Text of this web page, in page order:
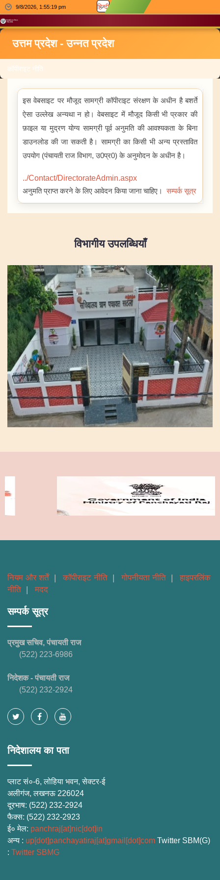
9/8/2026, 1:55:19 pm हिन्दी
उत्तम प्रदेश - उन्नत प्रदेश
कॉपीराइट नीति
इस वेबसाइट पर मौजूद सामग्री कॉपीराइट संरक्षण के अधीन है बशर्ते
ऐसा उल्लेख अन्यथा न हो। वेबसाइट में मौजूद किसी भी प्रकार की
फ़ाइल या मुद्रण योग्य सामग्री पूर्व अनुमति की आवश्यकता के बिना
डाउनलोड की जा सकती है। सामग्री का किसी भी अन्य प्रस्तावित
उपयोग (पंचायती राज विभाग, उ0प्र0) के अनुमोदन के अधीन है।
../Contact/DirectorateAdmin.aspx
अनुमति प्राप्त करने के लिए आवेदन किया जाना चाहिए।सम्पर्क सूत्र
विभागीय उपलब्धियाँ
नियम और शर्तें| कॉपीराइट नीति गोपनीयता नीति
हाइपरलिंक
नीति
मदद
सम्पर्क सूत्र
प्रमुख सचिव, पंचायती राज
(522) 223-6986
निदेशक - पंचायती राज
(522) 232-2924
निदेशालय का पता
प्लाट सं०-6, लोहिया भवन, सेक्टर-ई
अलीगंज, लखनऊ 226024
दूरभाष: (522) 232-2924
फैक्स: (522) 232-2923
ई० मेल: panchraj[at]nic[dot]in
अन्य : up[dot]panchayatiraj[at]gmail[dot]com Twitter SBM(G)
: Twitter SBMG